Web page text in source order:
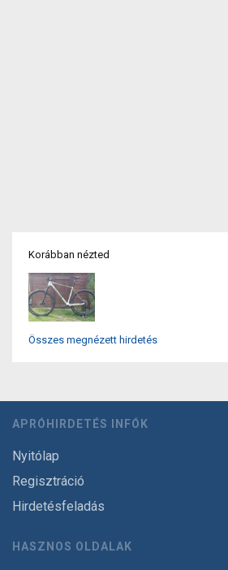
Korábban nézted
Összes megnézett hirdetés
APRÓHIRDETÉS INFÓK
Nyitólap
Regisztráció
Hirdetésfeladás
HASZNOS OLDALAK